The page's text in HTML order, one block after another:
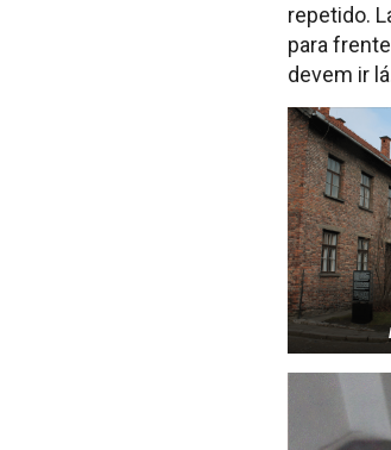
repetido.
para
devem ir